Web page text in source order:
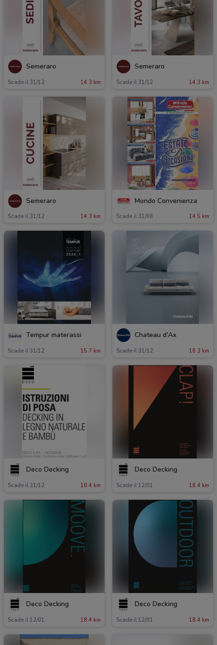
Semeraro
Scade il 31/12 14.3 km
Semeraro
Scade il 31/12 14.3 km
Semeraro
Scade il 31/12 14.3 km
Mondo Convenienza
Scade il 31/08 14.5 km
Tempur materassi
Scade il 31/12 15.7 km
Chateau d'Ax
Scade il 31/12 18.3 km
Deco Decking
Scade il 31/12 18.4 km
Deco Decking
Scade il 12/01 18.4 km
Deco Decking
Scade il 12/01 18.4 km
Deco Decking
Scade il 12/01 18.4 km